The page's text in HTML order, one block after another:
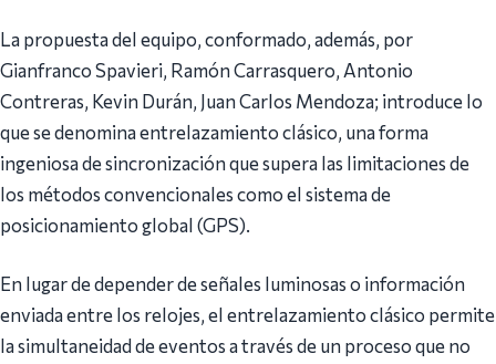
La propuesta del equipo, conformado, además, por
Gianfranco Spavieri, Ramón Carrasquero, Antonio
Contreras, Kevin Durán, Juan Carlos Mendoza; introduce lo
que se denomina entrelazamiento clásico, una forma
ingeniosa de sincronización que supera las limitaciones de
los métodos convencionales como el sistema de
posicionamiento global (GPS).
En lugar de depender de señales luminosas o información
enviada entre los relojes, el entrelazamiento clásico permite
la simultaneidad de eventos a través de un proceso que no